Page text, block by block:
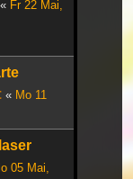
« Fr 22 Mai,
« Mo 11
05 Mai,